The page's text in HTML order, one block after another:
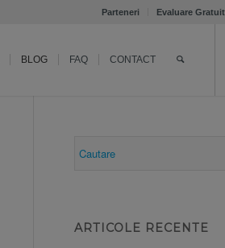
Parteneri Evaluare
BLOG FAQ CONTACT
ARTICOLE RECENTE